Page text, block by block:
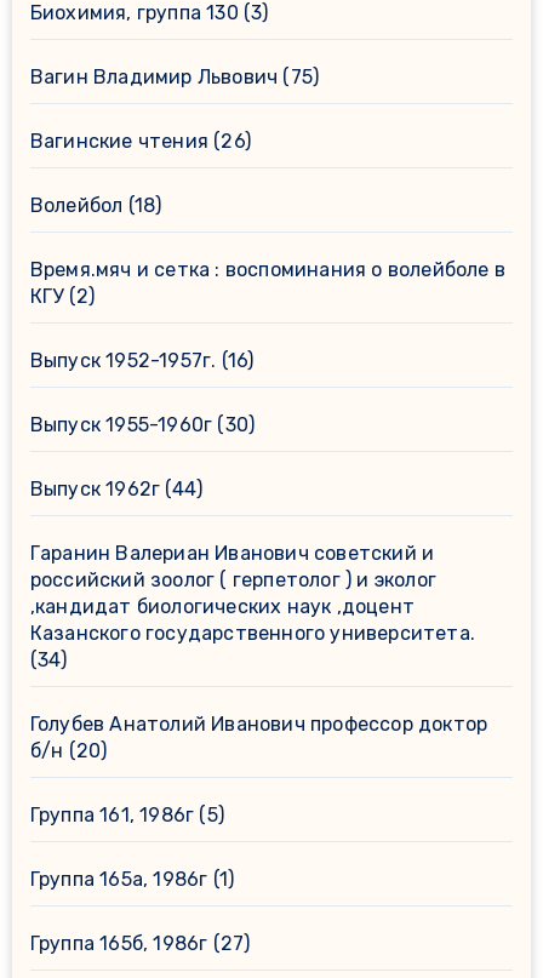
Биохимия, группа 130 (3)
Вагин Владимир Львович (75)
Вагинские чтения (26)
Волейбол (18)
Время.мяч и сетка : воспоминания о волейболе в
КГУ(2)
Выпуск 1952-1957г. (16)
Выпуск 1955-1960г (30)
Выпуск 1962г (44)
Гаранин Валериан Иванович советский и
российский зоолог ( герпетолог ) и эколог
,кандидат биологических наук ,доцент
Казанского государственного университета.
(34)
Голубев Анатолий Иванович профессор доктор
б/н (20)
Группа 161, 1986г (5)
Группа 165а, 1986г (1)
Группа 165б, 1986г (27)